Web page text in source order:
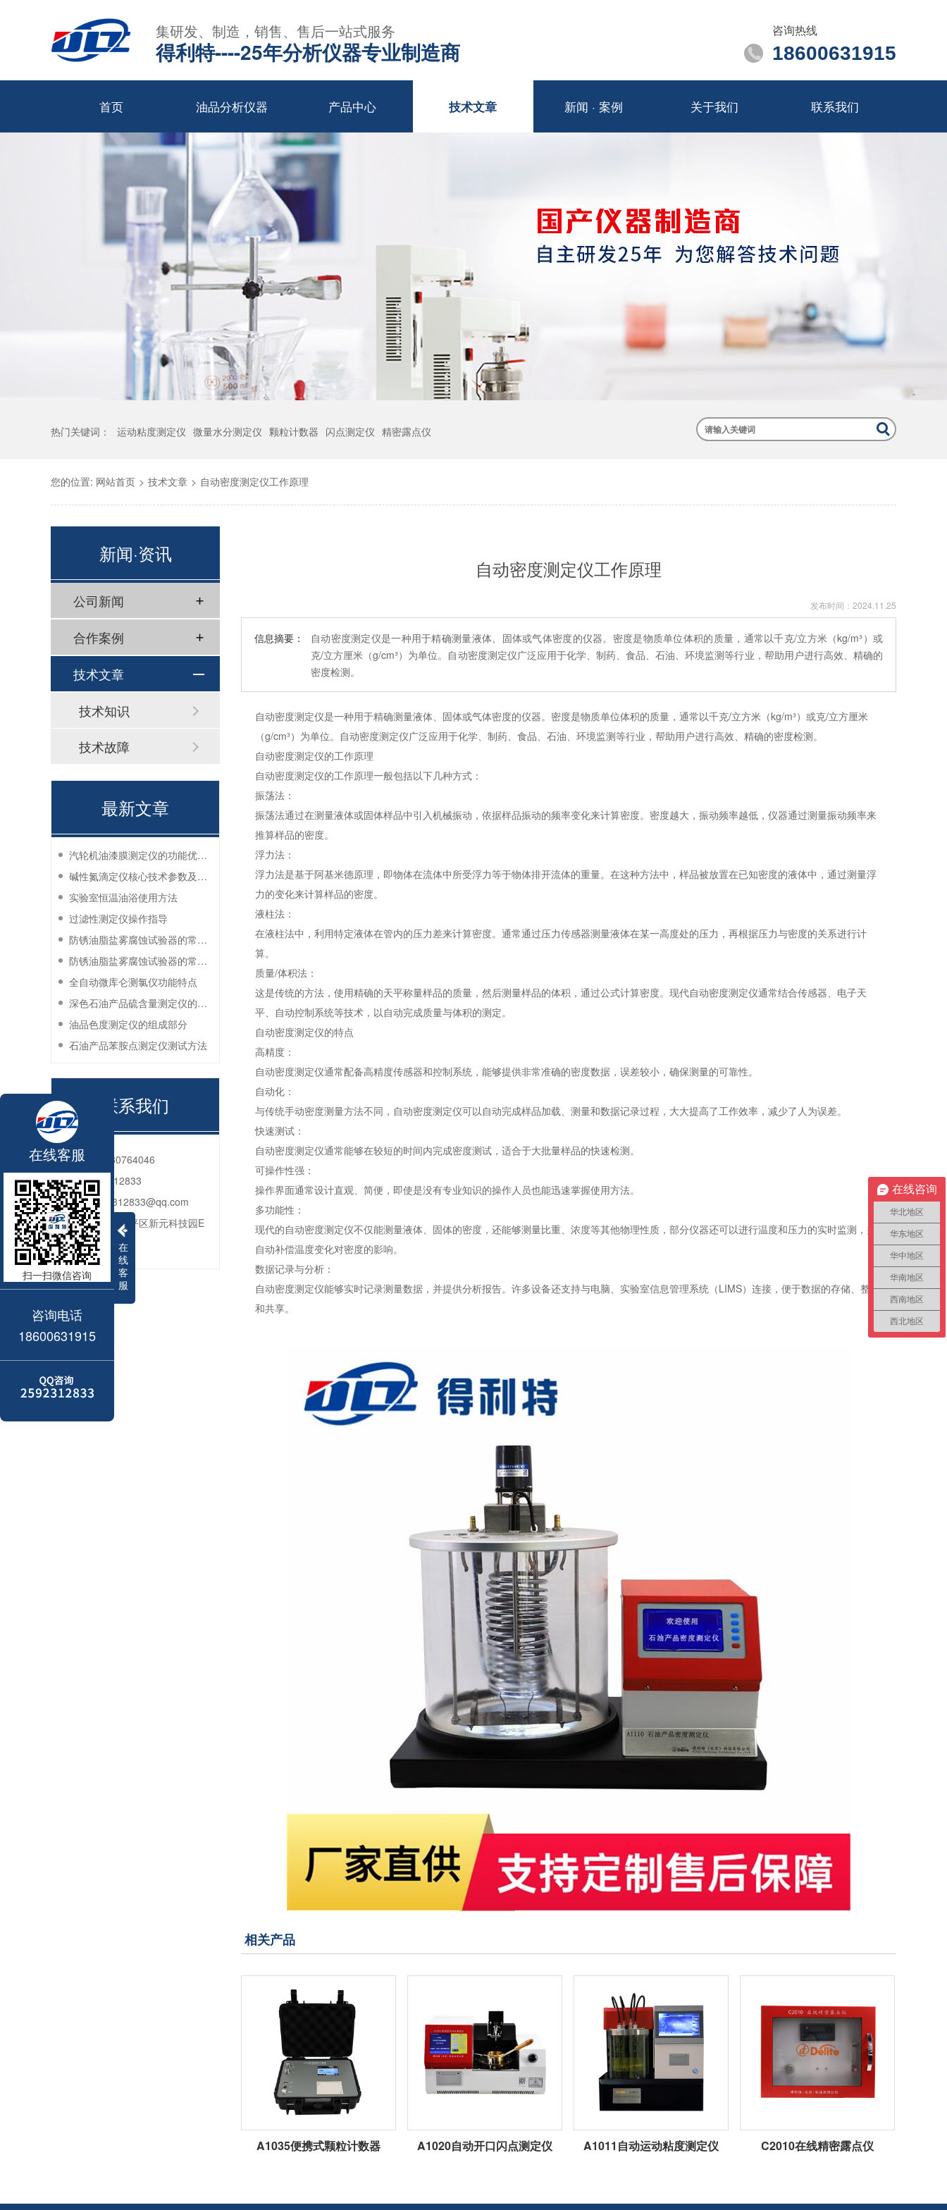
集研发、制造，销售、售后一站式服务
得利特----25年分析仪器专业制造商
咨询热线
18600631915
首页 油品分析仪器 产品中心 技术文章 新闻 · 案例 关于我们 联系我们
热门关键词： 运动粘度测定仪 微量水分测定仪 颗粒计数器 闪点测定仪 精密露点仪
您的位置: 网站首页 > 技术文章 > 自动密度测定仪工作原理
自动密度测定仪工作原理
发布时间： 2024.11.25
信息摘要：
自动密度测定仪是一种用于精确测量液体、固体或气体密度的仪器。密度是物质单位体积的质量，通常以千克/立方米（kg/m³）或
克/立方厘米（g/cm³）为单位。自动密度测定仪广泛应用于化学、制药、食品、石油、环境监测等行业，帮助用户进行高效、精确的
密度检测。
自动密度测定仪是一种用于精确测量液体、固体或气体密度的仪器。密度是物质单位体积的质量，通常以千克/立方米（kg/m³）或克/立方厘米
（g/cm³）为单位。自动密度测定仪广泛应用于化学、制药、食品、石油、环境监测等行业，帮助用户进行高效、精确的密度检测。
自动密度测定仪的工作原理
自动密度测定仪的工作原理一般包括以下几种方式：
振荡法：
振荡法通过在测量液体或固体样品中引入机械振动，依据样品振动的频率变化来计算密度。密度越大，振动频率越低，仪器通过测量振动频率来
推算样品的密度。
浮力法：
浮力法是基于阿基米德原理，即物体在流体中所受浮力等于物体排开流体的重量。在这种方法中，样品被放置在已知密度的液体中，通过测量浮
力的变化来计算样品的密度。
液柱法：
在液柱法中，利用特定液体在管内的压力差来计算密度。通常通过压力传感器测量液体在某一高度处的压力，再根据压力与密度的关系进行计
算。
质量/体积法：
这是传统的方法，使用精确的天平称量样品的质量，然后测量样品的体积，通过公式计算密度。现代自动密度测定仪通常结合传感器、电子天
平、自动控制系统等技术，以自动完成质量与体积的测定。
自动密度测定仪的特点
高精度：
自动密度测定仪通常配备高精度传感器和控制系统，能够提供非常准确的密度数据，误差较小，确保测量的可靠性。
自动化：
与传统手动密度测量方法不同，自动密度测定仪可以自动完成样品加载、测量和数据记录过程，大大提高了工作效率，减少了人为误差。
快速测试：
自动密度测定仪通常能够在较短的时间内完成密度测试，适合于大批量样品的快速检测。
可操作性强：
操作界面通常设计直观、简便，即使是没有专业知识的操作人员也能迅速掌握使用方法。
多功能性：
现代的自动密度测定仪不仅能测量液体、固体的密度，还能够测量比重、浓度等其他物理性质，部分仪器还可以进行温度和压力的实时监测，并
自动补偿温度变化对密度的影响。
数据记录与分析：
自动密度测定仪能够实时记录测量数据，并提供分析报告。许多设备还支持与电脑、实验室信息管理系统（LIMS）连接，便于数据的存储、整理
和共享。
相关产品
A1035便携式颗粒计数器 A1020自动开口闪点测定仪 A1011自动运动粘度测定仪 C2010在线精密露点仪
新闻·资讯
公司新闻
合作案例
技术文章
技术知识
技术故障
最新文章
汽轮机油漆膜测定仪的功能优势有哪些？
碱性氮滴定仪核心技术参数及应用说明
实验室恒温油浴使用方法
过滤性测定仪操作指导
防锈油脂盐雾腐蚀试验器的常见故障与解决方法
防锈油脂盐雾腐蚀试验器的常见故障与解决方法
全自动微库仑测氯仪功能特点
深色石油产品硫含量测定仪的工作环境要求
油品色度测定仪的组成部分
石油产品苯胺点测定仪测试方法
联系我们
电话：
010-80764046
QQ：2592312833
邮箱： 2592312833@qq.com
地址：北京市昌平区新元科技园E
座206
在
线
客
服
在线客服
扫一扫微信咨询
咨询电话
18600631915
在线咨询
华北地区
华东地区
华中地区
华南地区
西南地区
西北地区